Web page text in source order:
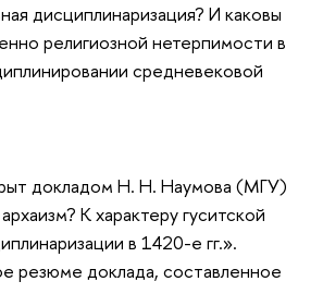
дисциплинаризация? И каковы
религиозной нетерпимости в
средневековой
докладом Н. Н. Наумова (МГУ)
К характеру гуситской
в 1420-е гг.».
резюме доклада, составленное